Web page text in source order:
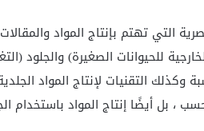
التي تهتم بإنتاج المواد
للحيوانات الصغيرة) والجلود
وكذلك التقنيات لإنتاج المواد
، بل أيضًا إنتاج المواد باستخدام